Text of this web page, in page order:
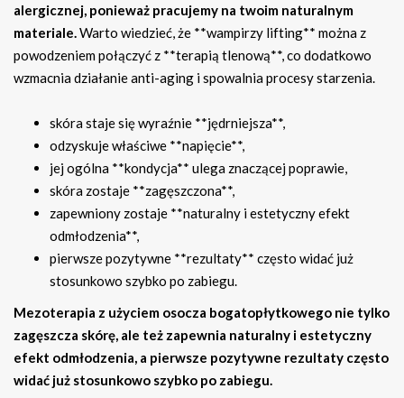
alergicznej, ponieważ pracujemy na twoim naturalnym
materiale.Warto wiedzieć, że **wampirzy lifting** można z
powodzeniem połączyć z **terapią tlenową**, co dodatkowo
wzmacnia działanie anti-aging i spowalnia procesy starzenia.
skóra staje się wyraźnie **jędrniejsza**,
odzyskuje właściwe **napięcie**,
jej ogólna **kondycja** ulega znaczącej poprawie,
skóra zostaje **zagęszczona**,
zapewniony zostaje **naturalny i estetyczny efekt
odmłodzenia**,
pierwsze pozytywne **rezultaty** często widać już
stosunkowo szybko po zabiegu.
Mezoterapia z użyciem osocza bogatopłytkowego nie tylko
zagęszcza skórę, ale też zapewnia naturalny i estetyczny
efekt odmłodzenia, a pierwsze pozytywne rezultaty często
widać już stosunkowo szybko po zabiegu.